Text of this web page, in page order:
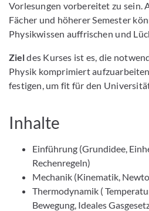
Vorlesungen vorbereitet zu sein.
Fächer und höherer Semester
Physikwissen auffrischen und
Zieldes Kurses ist es, die
Physik komprimiert
festigen, um fit für den
Inhalte
Einführung (Grundidee,
Rechenregeln)
Mechanik (Kinematik,
Thermodynamik (
Bewegung, Ideales